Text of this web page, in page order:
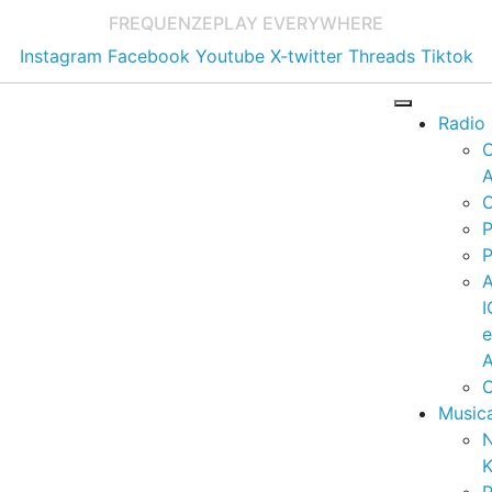
FREQUENZEPLAY EVERYWHERE
Instagram Facebook Youtube X-twitter Threads Tiktok
Radio
e